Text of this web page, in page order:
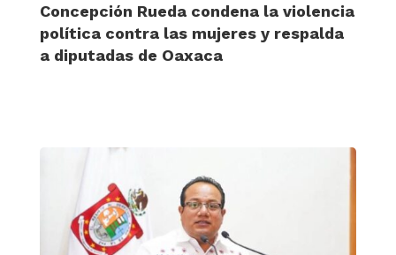
Concepción Rueda condena la violencia
política contra las mujeres y respalda
a diputadas de Oaxaca